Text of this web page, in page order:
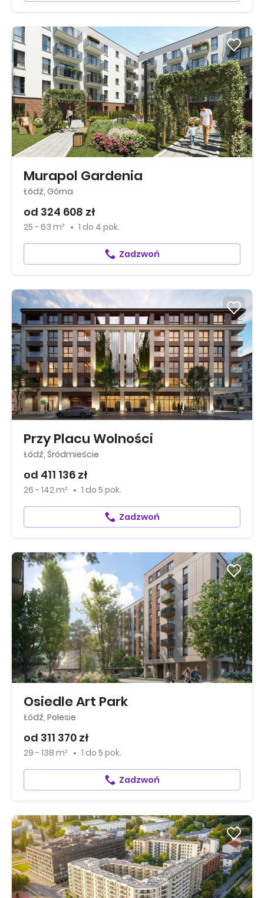
Murapol Gardenia
Łódź, Górna
od 324 608 zł
25 - 63 m² 1 do 4 pok.
Zadzwoń
Przy Placu Wolności
Łódź, Śródmieście
od 411 136 zł
26 - 142 m² 1 do 5 pok.
Zadzwoń
Osiedle Art Park
Łódź, Polesie
od 311 370 zł
29 - 138 m² 1 do 5 pok.
Zadzwoń